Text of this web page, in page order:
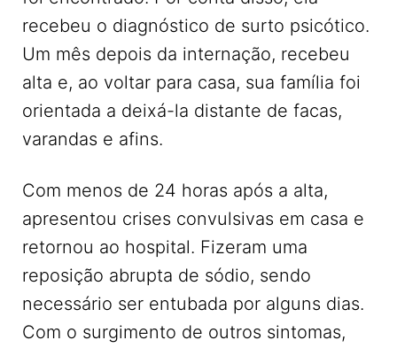
recebeu o diagnóstico de surto psicótico.
Um mês depois da internação, recebeu
alta e, ao voltar para casa, sua família foi
orientada a deixá-la distante de facas,
varandas e afins.
Com menos de 24 horas após a alta,
apresentou crises convulsivas em casa e
retornou ao hospital. Fizeram uma
reposição abrupta de sódio, sendo
necessário ser entubada por alguns dias.
Com o surgimento de outros sintomas,